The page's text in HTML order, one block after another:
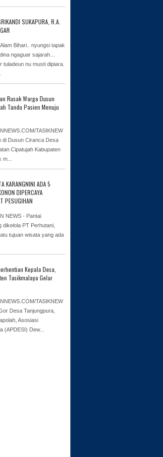
SUKAPURA, R.A.
Bihari.. nyungsi tapak
ngaguar sajarah…
tuladeun nu musti dipiara.
Rusak Warga Dusun
Tandu Pasien Menuju
TASIKNEW
di Dusun Ciranca Desa
Cipatujah Kabupaten
KARANGNINI ADA 5
DIPERCAYA
PESUGIHAN
NEWS - Pantai
dikelola PT Perhutani,
tujuan wisata yang ada
Kepala Desa,
Tasikmalaya Gelar
TASIKNEW
Desa Tanjungpura,
Asosiasi
(APDESI) Dew...